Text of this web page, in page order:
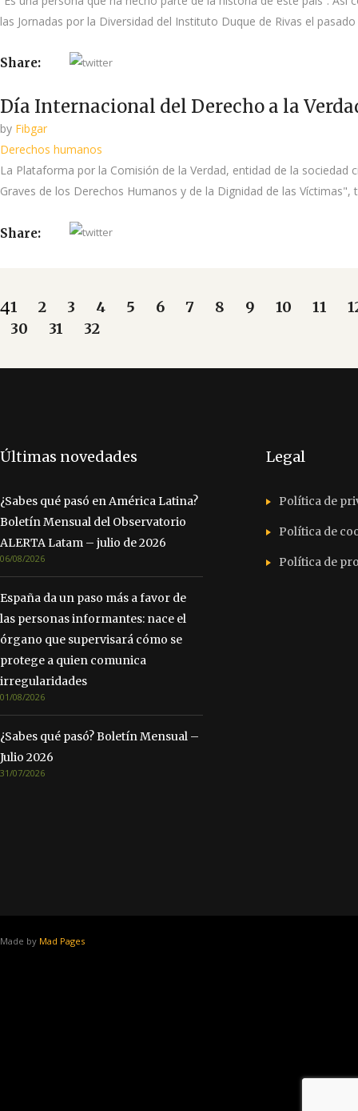
las Jornadas por la Diversidad del Instituto Duque de Rivas el
Share:
Día Internacional del Derecho a la
by Fibgar
Derechos humanos
La Plataforma por la Comisión de la Verdad, entidad de la
Graves de los Derechos Humanos y de la Dignidad de las
Share:
1 2 3 4 5 6 7 8 9 10 11
30
31 32
Últimas novedades
¿Sabes qué pasó en América Latina?
Boletín Mensual del Observatorio
ALERTA Latam – julio de 2026
06/08/2026
España da un paso más a favor de
las personas informantes: nace el
órgano que supervisará cómo se
protege a quien comunica
irregularidades
01/08/2026
¿Sabes qué pasó? Boletín Mensual –
Julio 2026
31/07/2026
Legal
Política de
Política de
Política de
Made by Mad Pages